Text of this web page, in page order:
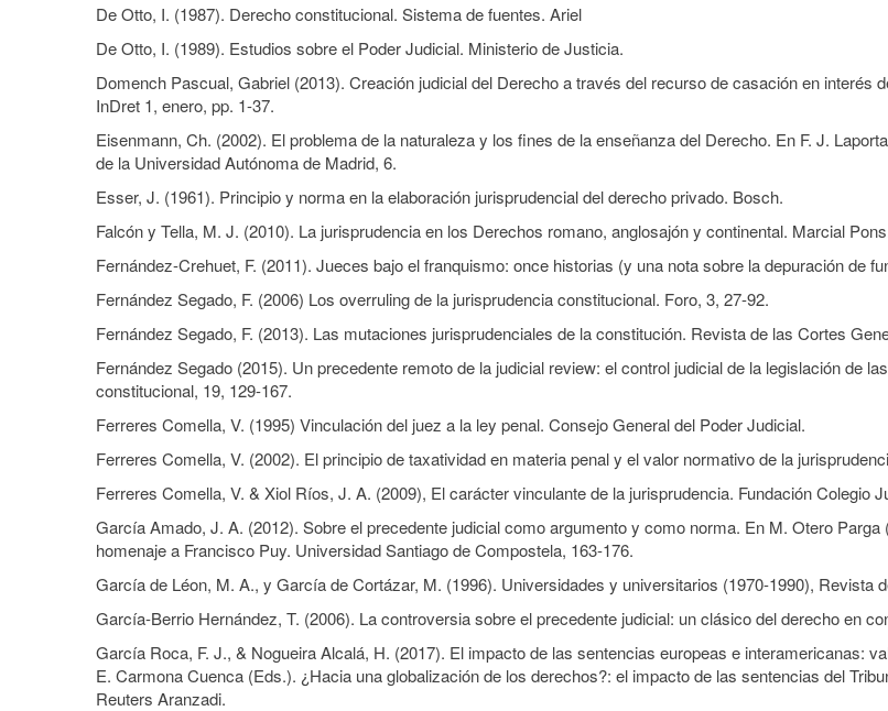
De Otto, I. (1987). Derecho constitucional. Sistema de fuentes. Ariel
De Otto, I. (1989). Estudios sobre el Poder Judicial. Ministerio de Justicia.
Domench Pascual, Gabriel (2013). Creación judicial del Derecho a través del recurso de casación en
InDret 1, enero, pp. 1-37.
Eisenmann, Ch. (2002). El problema de la naturaleza y los fines de la enseñanza del Derecho. En F. J.
de la Universidad Autónoma de Madrid, 6.
Esser, J. (1961). Principio y norma en la elaboración jurisprudencial del derecho privado. Bosch.
Falcón y Tella, M. J. (2010). La jurisprudencia en los Derechos romano, anglosajón y continental. Marcial
Fernández-Crehuet, F. (2011). Jueces bajo el franquismo: once historias (y una nota sobre la depuración de
Fernández Segado, F. (2006) Los overruling de la jurisprudencia constitucional. Foro, 3, 27-92.
Fernández Segado, F. (2013). Las mutaciones jurisprudenciales de la constitución. Revista de las Cortes
Fernández Segado (2015). Un precedente remoto de la judicial review: el control judicial de la legislación de
constitucional, 19, 129-167.
Ferreres Comella, V. (1995) Vinculación del juez a la ley penal. Consejo General del Poder Judicial.
Ferreres Comella, V. (2002). El principio de taxatividad en materia penal y el valor normativo de la
Ferreres Comella, V. & Xiol Ríos, J. A. (2009), El carácter vinculante de la jurisprudencia. Fundación Colegio
García Amado, J. A. (2012). Sobre el precedente judicial como argumento y como norma. En M. Otero
homenaje a Francisco Puy. Universidad Santiago de Compostela, 163-176.
García de Léon, M. A., y García de Cortázar, M. (1996). Universidades y universitarios (1970-1990), Revista
García-Berrio Hernández, T. (2006). La controversia sobre el precedente judicial: un clásico del derecho en
García Roca, F. J., & Nogueira Alcalá, H. (2017). El impacto de las sentencias europeas e interamericanas:
E. Carmona Cuenca (Eds.). ¿Hacia una globalización de los derechos?: el impacto de las sentencias del
Reuters Aranzadi.